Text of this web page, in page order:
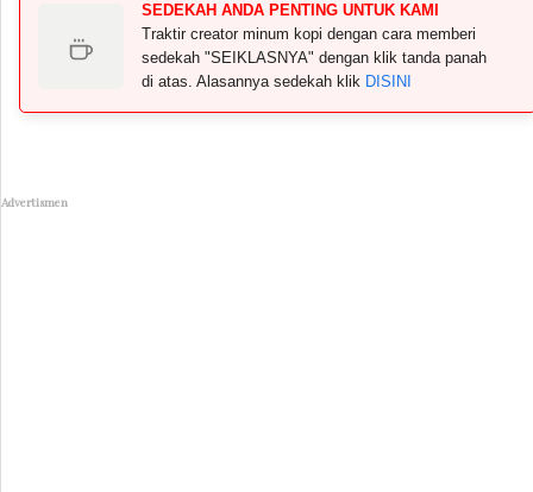
SEDEKAH ANDA PENTING UNTUK KAMI
Traktir creator minum kopi dengan cara memberi
sedekah "SEIKLASNYA" dengan klik tanda panah
di atas. Alasannya sedekah klik DISINI
Advertismen